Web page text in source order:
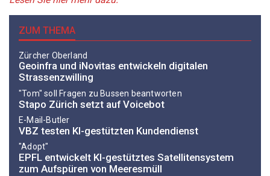
ZUM THEMA
Zürcher Oberland
Geoinfra und iNovitas entwickeln digitalen
Strassenzwilling
"Tom" soll Fragen zu Bussen beantworten
Stapo Zürich setzt auf Voicebot
E-Mail-Butler
VBZ testen KI-gestützten Kundendienst
"Adopt"
EPFL entwickelt KI-gestütztes Satellitensystem
zum Aufspüren von Meeresmüll